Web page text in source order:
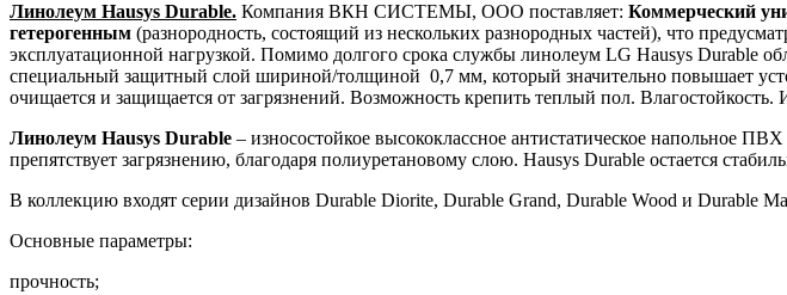
Линолеум Hausys Durable. Компания ВКН СИСТЕМЫ, ООО поставляет: Коммерческий
гетерогенным (разнородность, состоящий из нескольких разнородных частей), что
эксплуатационной нагрузкой. Помимо долгого срока службы линолеум LG Hausys Durable
специальный защитный слой шириной/толщиной 0,7 мм, который значительно повышает
очищается и защищается от загрязнений. Возможность крепить теплый пол.
Линолеум Hausys Durable – износостойкое высококлассное антистатическое напольное
препятствует загрязнению, благодаря полиуретановому слою. Hausys Durable остается
В коллекцию входят серии дизайнов Durable Diorite, Durable Grand, Durable Wood и Durable
Основные параметры:
прочность;